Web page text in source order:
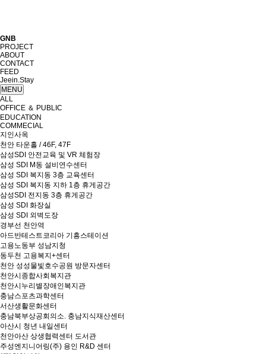
GNB
PROJECT
ABOUT
CONTACT
FEED
Jeein.Stay
MENU
ALL
OFFICE ＆ PUBLIC
EDUCATION
COMMECIAL
지인사옥
천안 타운홀 / 46F, 47F
삼성SDI 안전교육 및 VR 체험장
삼성 SDI M동 설비연수센터
삼성 SDI 복지동 3층 교육센터
삼성 SDI 복지동 지하 1층 휴게공간
삼성SDI 전지동 3층 휴게공간
삼성 SDI 화장실
삼성 SDI 외벽도장
경부선 천안역
아드반테스트코리아 기흥스테이션
고용노동부 성남지청
동두천 고용복지+센터
천안 성성물빛호수공원 방문자센터
천안시종합사회복지관
천안시누리별장애인복지관
충남스포츠과학센터
서산생활문화센터
충남북부상공회의소. 충남지식재산센터
아산시 청년 내일센터
천안아산 상생협력센터 도서관
주성엔지니어링(주) 용인 R&D 센터